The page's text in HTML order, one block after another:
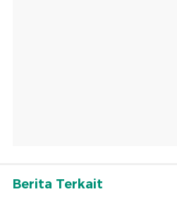
Berita Terkait